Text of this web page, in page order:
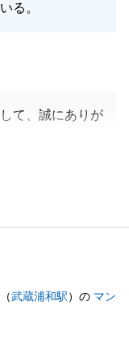
る。
て、誠にありが
えが完了し、何
、弊社にお声が
ら、気兼ねなく
します。
（武蔵浦和駅）の マン